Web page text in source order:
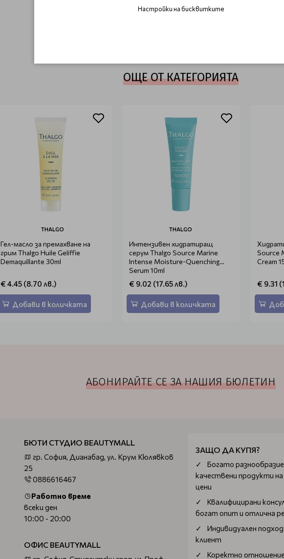
ОЩЕ ОТ КАТЕГОРИЯТА
THALGO
Гел-масло за премахване на
грим Thalgo Huile Geliffie
Demaquillante 30ml
€ 4.45 (8.70 лв.)
Добави в количката
THALGO
Интензивен хидратиращ
серум Thalgo Source Marine
Intense Moisture-Quenching
Serum 10ml
€ 9.02 (17.65 лв.)
Добави в количката
Source
Cream
€ 9.31
АБОНИРАЙТЕ СЕ ЗА НАШИЯ БЮЛЕТИН
БЮТИ СТУДИО BEAUTYMALL
гр. София, Дианабад, ул. Крум Кюлявков
25
0886616467
Работно време
всеки ден
10:00 - 20:00
ОФИС BEAUTYMALL
ЗАЩО ДА КУПЯ?
Богатo
качествени продукти
цени
Квалифицирани
богат опит и отлична
Индивидуален
клиент
Коректно
Настройки на бисквитките